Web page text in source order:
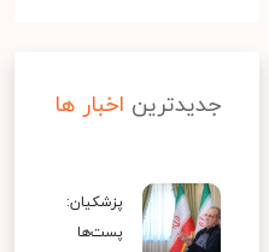
جدیدترین اخبار ها
پزشکیان:
پست‌ها